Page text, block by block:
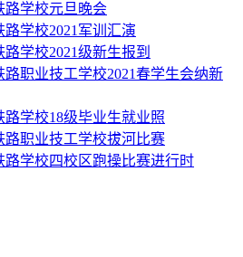
路学校元旦晚会
路学校2021军训汇演
学校2021级新生报到
路职业技工学校2021春学生会纳新
路学校18级毕业生就业照
路职业技工学校拔河比赛
路学校四校区跑操比赛进行时